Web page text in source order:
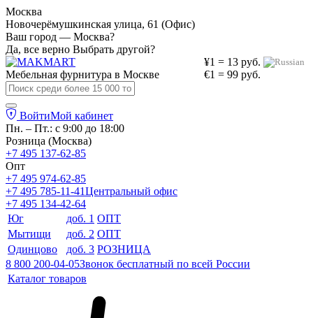
Москва
Новочерёмушкинская улица, 61 (Офис)
Ваш город — Москва?
Да, все верно Выбрать другой?
¥1 = 13 руб.
€1 = 99 руб.
Мебельная фурнитура в Москве
ВойтиМой кабинет
Пн. – Пт.: с 9:00 до 18:00
Розница (Москва)
+7 495 137-62-85
Опт
+7 495 974-62-85
+7 495 785-11-41Центральный офис
+7 495 134-42-64
Юг
доб. 1 ОПТ
Мытищи
доб. 2 ОПТ
Одинцово
доб. 3 РОЗНИЦА
8 800 200-04-05Звонок бесплатный по всей России
Каталог товаров